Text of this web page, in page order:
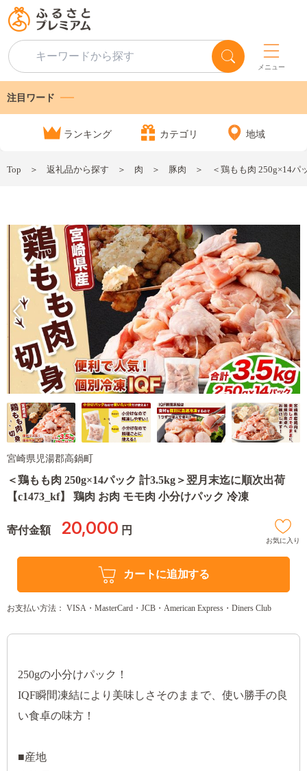
メニュー
注目ワード
ランキング カテゴリ 地域
Top 返礼品から探す 肉 豚肉 ＜鶏もも肉 250g×14パ
宮崎県児湯郡高鍋町
＜鶏もも肉 250g×14パック 計3.5kg＞翌月末迄に順次出荷
【c1473_kf】 鶏肉 お肉 モモ肉 小分けパック 冷凍
寄付金額 20,000 円
お気に入り
カートに追加する
お支払い方法： VISA・MasterCard・JCB・American Express・Diners Club
250gの小分けパック！
IQF瞬間凍結により美味しさそのままで、使い勝手の良
い食卓の味方！
■産地